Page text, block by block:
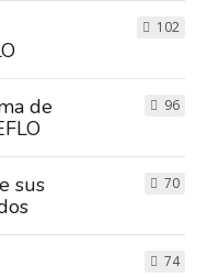
102
de
96
sus
70
74